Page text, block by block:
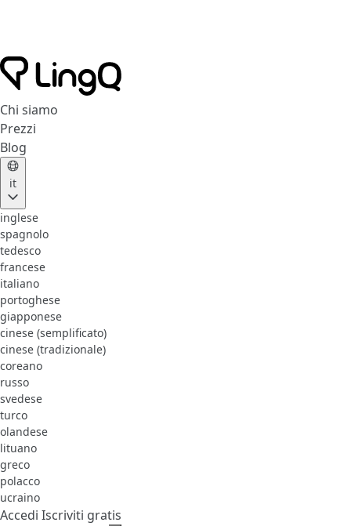
Chi siamo
Prezzi
Blog
it
inglese
spagnolo
tedesco
francese
italiano
portoghese
giapponese
cinese (semplificato)
cinese (tradizionale)
coreano
russo
svedese
turco
olandese
lituano
greco
polacco
ucraino
Accedi Iscriviti gratis